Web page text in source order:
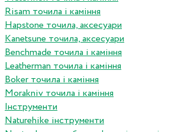
Risam точила і каміння
Hapstone точила, аксесуари
Kanetsune точила, аксесуари
Benchmade точила і каміння
Leatherman точила і каміння
Boker точила і каміння
Morakniv точила і каміння
Інструменти
Naturehike інструменти